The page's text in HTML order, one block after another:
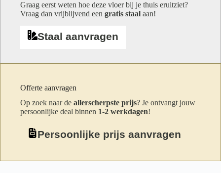
Graag eerst weten hoe deze vloer bij je thuis eruitziet?
Vraag dan vrijblijvend een gratis staal aan!
Staal aanvragen
Offerte aanvragen
Op zoek naar de allerscherpste prijs? Je ontvangt jouw
persoonlijke deal binnen 1-2 werkdagen!
Persoonlijke prijs aanvragen